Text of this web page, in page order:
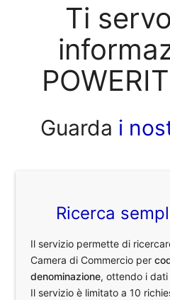
Ti
Guarda i
Ricerca
Il servizio permette di
Camera di Commercio per
denominazione, ottendo i
Il servizio è limitato a 10